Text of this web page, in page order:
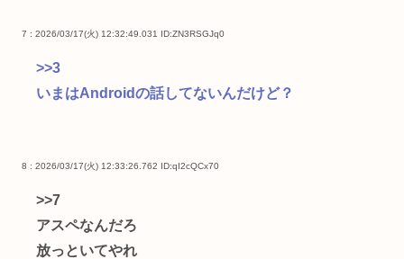
7 : 2026/03/17(火) 12:32:49.031 ID:ZN3RSGJq0
>>3
いまはAndroidの話してないんだけど？
8 : 2026/03/17(火) 12:33:26.762 ID:qI2cQCx70
>>7
アスペなんだろ
放っといてやれ